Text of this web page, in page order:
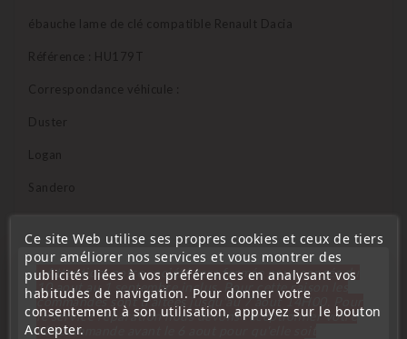
ébauche lame de clé compatible Renault Dacia
Référence : HU179T
Correspondance véhicule :
Duster
Logan
Sandero
16 D'autres Produits De La Même
Catégorie :
Ce site Web utilise ses propres cookies et ceux de tiers
pour améliorer nos services et vous montrer des
publicités liées à vos préférences en analysant vos
habitudes de navigation. Pour donner votre
consentement à son utilisation, appuyez sur le bouton
Accepter.
« Attention, notre société sera fermée pour congés du
10 aout au 1 septembre inclus. Pour cette raison les
commandes sont traitées jusqu'au 7 aout 14H00. Pour
le service réparation nous devons réceptionner votre
télécommande avant le 6 aout pour qu'elle soit